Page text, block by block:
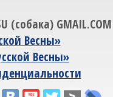
(собака) GMAIL.COM
Весны»
Весны»